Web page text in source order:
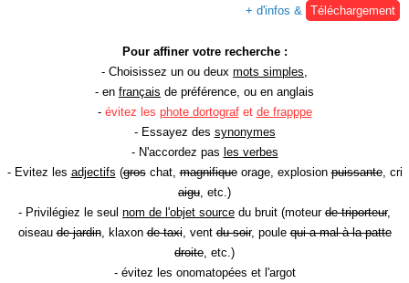
+ d'infos & Téléchargement
Pour affiner votre recherche :
- Choisissez un ou deux mots simples,
- en français de préférence, ou en anglais
- évitez les phote dortografet de frapppe
- Essayez des synonymes
- N'accordez pas les verbes
- Evitez les adjectifs (groschat,magnifiqueorage, explosionpuissante, cri
aigu, etc.)
- Privilégiez le seul nom de l'objet source du bruit (moteur de triporteur,
oiseaude jardin, klaxonde taxi, ventdu soir, poulequi a mal à la patte
droite, etc.)
- évitez les onomatopées et l'argot